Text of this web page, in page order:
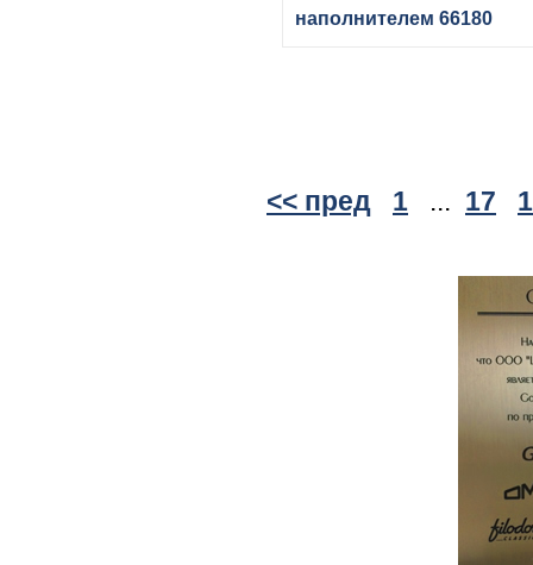
наполнителем 66180
<< пред 1 ... 17